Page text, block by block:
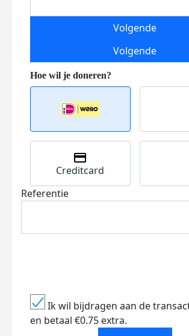
Volgende
Volgende
Creditcard
Referentie
Ik wil bijdragen aan de
en betaal €0.75 extra.